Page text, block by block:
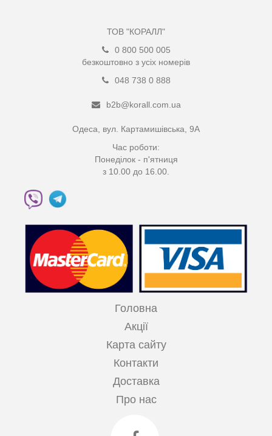
ТОВ "КОРАЛЛ"
0 800 500 005
безкоштовно з усіх номерів
048 738 0 888
b2b@korall.com.ua
Одеса, вул. Картамишівська, 9А
Час роботи:
Понеділок - п'ятниця
з 10.00 до 16.00.
Головна
Акції
Карта сайту
Контакти
Доставка
Про нас